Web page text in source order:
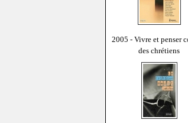
2005 - Vivre et penser
des chrétiens